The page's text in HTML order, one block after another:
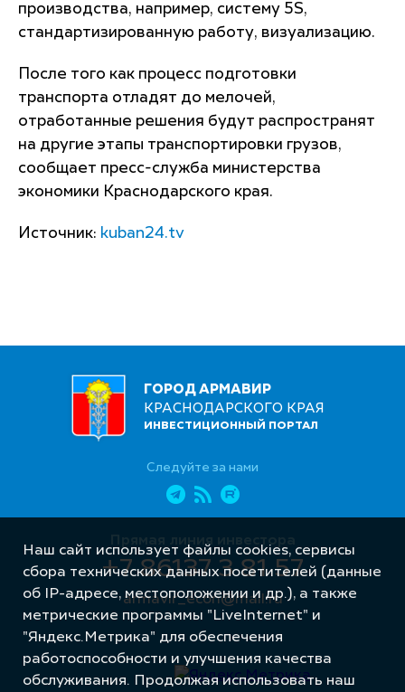
производства, например, систему 5S,
стандартизированную работу, визуализацию.
После того как процесс подготовки
транспорта отладят до мелочей,
отработанные решения будут распространят
на другие этапы транспортировки грузов,
сообщает пресс-служба министерства
экономики Краснодарского края.
Источник: kuban24.tv
ГОРОД АРМАВИР
КРАСНОДАРСКОГО КРАЯ
ИНВЕСТИЦИОННЫЙ ПОРТАЛ
Следуйте за нами
Прямая линия инвестора
+7 86137 3 81 57
armavir_econ@mail.ru
Наш сайт использует файлы cookies, сервисы
сбора технических данных посетителей (данные
об IP-адресе, местоположении и др.), а также
метрические программы "LiveInternet" и
"Яндекс.Метрика" для обеспечения
работоспособности и улучшения качества
обслуживания. Продолжая использовать наш